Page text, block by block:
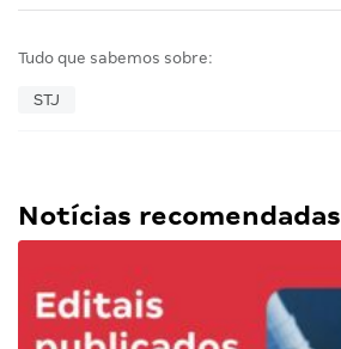
Tudo que sabemos sobre:
STJ
Notícias recomendadas